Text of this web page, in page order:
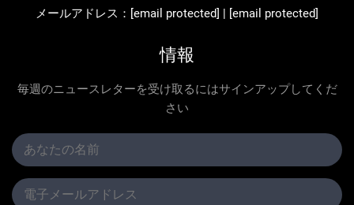
メールアドレス： [email protected] | [email protected]
情報
毎週のニュースレターを受け取るにはサインアップしてくだ
さい